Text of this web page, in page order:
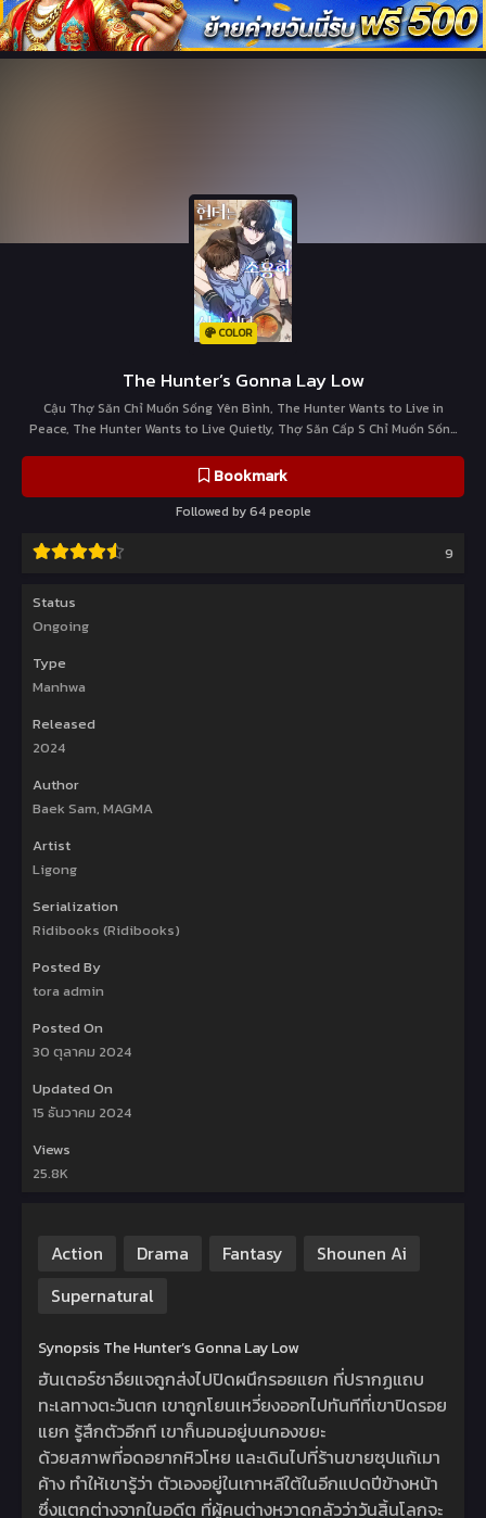
COLOR
The Hunter’s Gonna Lay Low
Cậu Thợ Săn Chỉ Muốn Sống Yên Bình, The Hunter Wants to Live in
Peace, The Hunter Wants to Live Quietly, Thợ Săn Cấp S Chỉ Muốn Sống
Bookmark
Followed by 64 people
9
Status
Ongoing
Type
Manhwa
Released
2024
Author
Baek Sam, MAGMA
Artist
Ligong
Serialization
Ridibooks (Ridibooks)
Posted By
tora admin
Posted On
30 ตุลาคม 2024
Updated On
15 ธันวาคม 2024
Views
25.8K
Action Drama Fantasy
Shounen Ai
Supernatural
Synopsis The Hunter’s Gonna Lay Low
ฮันเตอร์ชาอึยแจถูกส่งไปปิดผนึกรอยแยก ที่ปรากฏแถบ
ทะเลทางตะวันตก เขาถูกโยนเหวี่ยงออกไปทันทีที่เขาปิดรอย
แยก รู้สึกตัวอีกที เขาก็นอนอยู่บนกองขยะ
ด้วยสภาพที่อดอยากหิวโหย และเดินไปที่ร้านขายซุปแก้เมา
ค้าง ทำให้เขารู้ว่า ตัวเองอยู่ในเกาหลีใต้ในอีกแปดปีข้างหน้า
ซึ่งแตกต่างจากในอดีต ที่ผู้คนต่างหวาดกลัวว่าวันสิ้นโลกจะ